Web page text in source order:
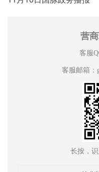
营
客服
客服邮箱：
长按，